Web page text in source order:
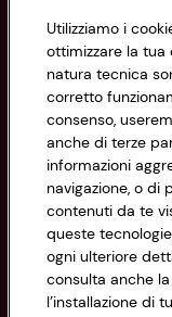
Informazioni
Privacy Policy
Cookie Policy
Impostazioni
Accessibilità
CONAD
Via Michelino, 59
Codice Fiscale e
di Bologna
PARTITA IVA
Utilizziamo i
ottimizzare la tua
natura tecnica
corretto
consenso,
anche di terze
informazioni
navigazione, o di
contenuti da te
queste
ogni ulteriore
consulta anche
l’installazione di